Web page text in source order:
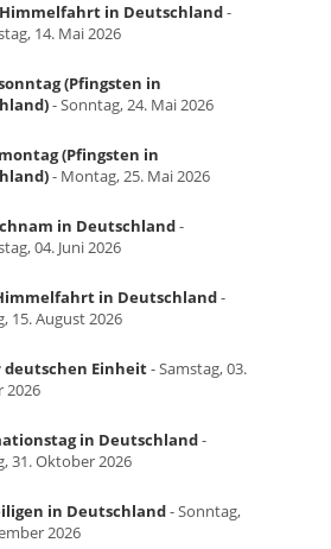
in Deutschland-
14. Mai 2026
(Pfingsten in
- Sonntag, 24. Mai 2026
(Pfingsten in
- Montag, 25. Mai 2026
in Deutschland-
04. Juni 2026
in Deutschland-
15. August 2026
deutschen Einheit- Samstag, 03.
2026
in Deutschland-
31. Oktober 2026
in Deutschland- Sonntag,
2026